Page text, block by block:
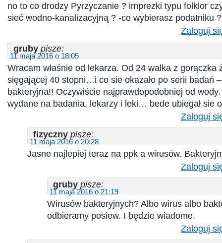
no to co drodzy Pyrzyczanie ? imprezki typu folklor
sieć wodno-kanalizacyjną ? -co wybierasz podatniku ?
Zaloguj
gruby pisze:
11 maja 2016 o 18:05
Wracam właśnie od lekarza. Od 24 walka z gorączka
sięgającej 40 stopni…i co sie okazało po serii badań
bakteryjna!! Oczywiście najprawdopodobniej od
wydane na badania, lekarzy i leki… bede ubiegał sie
Zaloguj
fizyczny pisze:
11 maja 2016 o 20:28
Jasne najlepiej teraz na ppk a wirusów.
Zaloguj
gruby pisze:
11 maja 2016 o 21:19
Wirusów bakteryjnych? Albo wirus albo
odbieramy posiew. I będzie wiadome.
Zaloguj